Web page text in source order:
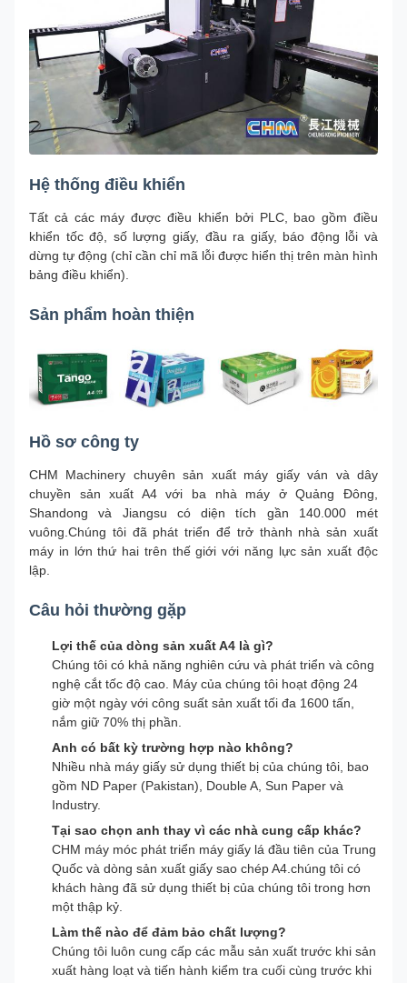
Hệ thống điều khiển
Tất cả các máy được điều khiển bởi PLC, bao gồm điều
khiển tốc độ, số lượng giấy, đầu ra giấy, báo động lỗi và
dừng tự động (chỉ cần chỉ mã lỗi được hiển thị trên màn hình
bảng điều khiển).
Sản phẩm hoàn thiện
Hồ sơ công ty
CHM Machinery chuyên sản xuất máy giấy ván và dây
chuyền sản xuất A4 với ba nhà máy ở Quảng Đông,
Shandong và Jiangsu có diện tích gần 140.000 mét
vuông.Chúng tôi đã phát triển để trở thành nhà sản xuất
máy in lớn thứ hai trên thế giới với năng lực sản xuất độc
lập.
Câu hỏi thường gặp
Lợi thế của dòng sản xuất A4 là gì?
Chúng tôi có khả năng nghiên cứu và phát triển và công
nghệ cắt tốc độ cao. Máy của chúng tôi hoạt động 24
giờ một ngày với công suất sản xuất tối đa 1600 tấn,
nắm giữ 70% thị phần.
Anh có bất kỳ trường hợp nào không?
Nhiều nhà máy giấy sử dụng thiết bị của chúng tôi, bao
gồm ND Paper (Pakistan), Double A, Sun Paper và
Industry.
Tại sao chọn anh thay vì các nhà cung cấp khác?
CHM máy móc phát triển máy giấy lá đầu tiên của Trung
Quốc và dòng sản xuất giấy sao chép A4.chúng tôi có
khách hàng đã sử dụng thiết bị của chúng tôi trong hơn
một thập kỷ.
Làm thế nào để đảm bảo chất lượng?
Chúng tôi luôn cung cấp các mẫu sản xuất trước khi sản
xuất hàng loạt và tiến hành kiểm tra cuối cùng trước khi